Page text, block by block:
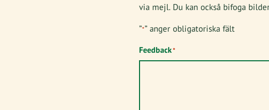
via mejl. Du kan också bifoga
”*” anger obligatoriska fält
Feedback*